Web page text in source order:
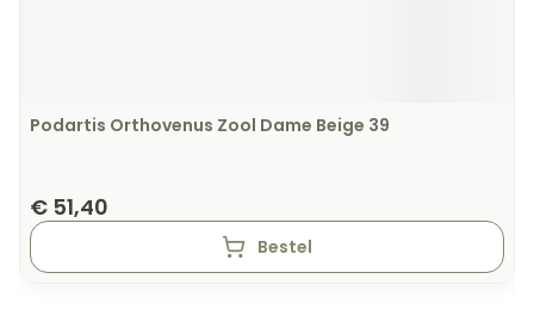
Podartis Orthovenus Zool Dame Beige 39
€ 51,40
Bestel